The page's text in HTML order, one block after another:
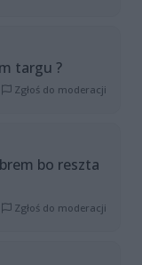
targu ?
Zgłoś do moderacji
bo reszta
Zgłoś do moderacji